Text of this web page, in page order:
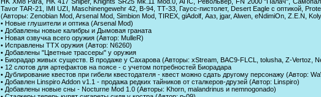
Tavor TAR-21, IMI UZI, Maschinengewehr 42, В-94, ТТ-33, Гаусс-пистолет, Desert Eagle с оптикой,
(Авторы: Zenobian Mod, Arsenal Mod, Simbion Mod, TIREX, giAdolf, Ааз, jgar, Alwen, eNdimiOn, Z.E.N,
• Новые глушители и оптика (Arsenal Mod)
• Добавлены новые калибры и Дымовая граната
• Новая озвучка всего оружия (Автор: MulleR)
• Исправлены ТТХ оружия (Автор: N6260)
• Добавлены "Цветные трассеры" у оружия
• Биорадар живых существ. В продаже у Сахарова (Авторы: xStream, BAC9-FLCL, tolusha, Z-Vertoz,
• 12 слотов для артефактов на поясе - с учетом потребностей Биорадара
• Дублирование квестов при гибели квестодателя - квест можно сдать другому персонажу (Автор:
• Добавлен Linspiro Addon v1.1 - продажа редких тайников от сталкеров-друзей (Автор: Linspiro)
• Добавлены новые сны - Nocturne Mod 1.0 (Авторы: Khorn, malandrinus и nemnogonado)